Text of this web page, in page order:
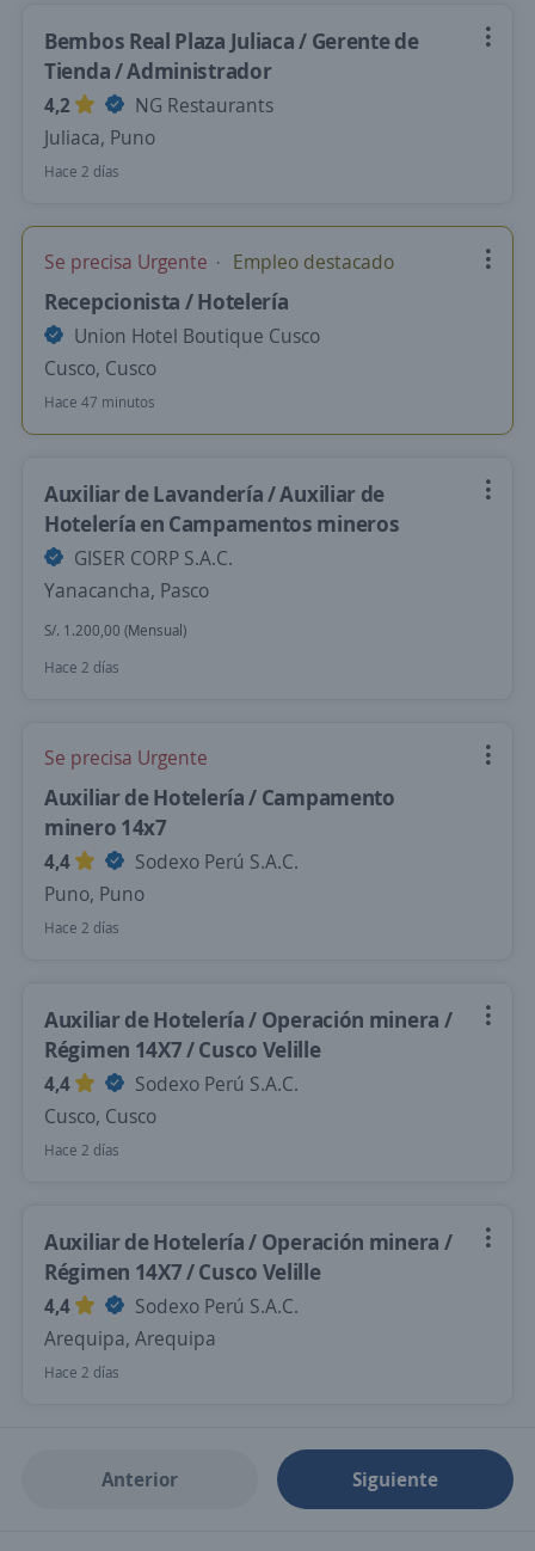
Bembos Real Plaza Juliaca / Gerente de
Tienda / Administrador
4,2
NG Restaurants
Juliaca, Puno
Hace 2 días
Se precisa Urgente Empleo destacado
Recepcionista / Hotelería
Union Hotel Boutique Cusco
Cusco, Cusco
Hace 47 minutos
Auxiliar de Lavandería / Auxiliar de
Hotelería en Campamentos mineros
GISER CORP S.A.C.
Yanacancha, Pasco
S/. 1.200,00 (Mensual)
Hace 2 días
Se precisa Urgente
Auxiliar de Hotelería / Campamento
minero 14x7
4,4
Sodexo Perú S.A.C.
Puno, Puno
Hace 2 días
Auxiliar de Hotelería / Operación minera /
Régimen 14X7 / Cusco Velille
4,4
Sodexo Perú S.A.C.
Cusco, Cusco
Hace 2 días
Auxiliar de Hotelería / Operación minera /
Régimen 14X7 / Cusco Velille
4,4
Sodexo Perú S.A.C.
Arequipa, Arequipa
Hace 2 días
Anterior Siguiente